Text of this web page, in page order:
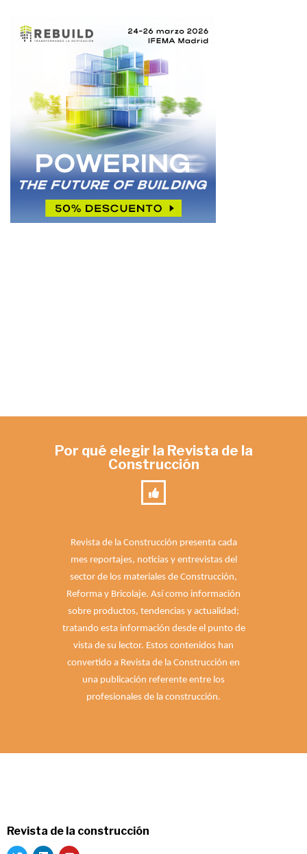
Por qué elegir la Revista de la
Construcción
Revista de la Construcción presenta cada
mes reportajes, noticias y entrevistas del
sector de los materiales de Construcción,
Reforma y Bricolaje. Así como información
sobre productos, tendencias y actualidad;
tratando esta información desde el punto de
vista de su lector. Estos contenidos han
convertido a Revista de la Construcción en
una publicación referente entre los
profesionales de la construcción.
Revista de la construcción